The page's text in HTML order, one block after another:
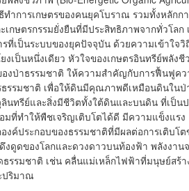
ำการเกษตรของคนยุคโบราณ รวมทั้งหลักก
เกษตรกรรมยั่งยืนที่มีประสิทธิภาพจากทั่วโล
ที่เป็นระบบของยุคปัจจุบัน ด้วยความเข้าใจ
งเป็นหนึ่งเดียว หัวใจของเกษตรอินทรีย์พลั
องป่าธรรมชาติ ให้ความสำคัญกับการฟื้นฟูค
ธรรมชาติ เพื่อให้ดินมีคุณภาพดีเหมือนดินใน
ลินทรีย์และสิ่งมีชีวิตทั้งใต้ดินและบนดิน ที่เป็
มที่ทำให้พืชเจริญเติบโตได้ดี มีความแข็งแร
งค์ประกอบของธรรมชาติที่มีผลต่อการเติบโ
งดูดของโลกและดวงดาวบนท้องฟ้า พลังงา
ธรรมชาติ เช่น คลื่นแม่เหล็กไฟฟ้าที่มนุษย์สร้
ริมาณ